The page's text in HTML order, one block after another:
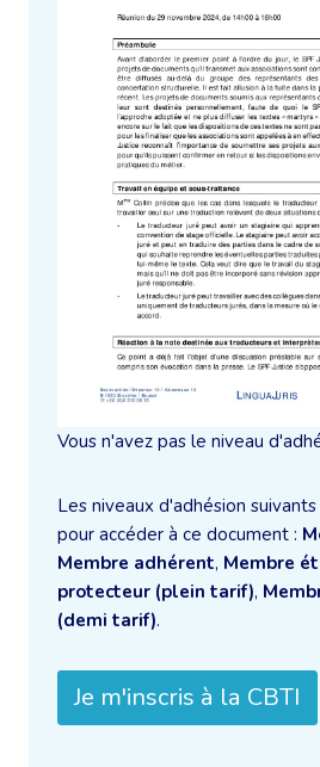
Vous n'avez pas le niveau
Les niveaux d'adhésion
pour accéder à ce document :
Membre adhérent, Membre
protecteur (plein tarif),
(demi tarif).
Je m'inscris à la CBTI